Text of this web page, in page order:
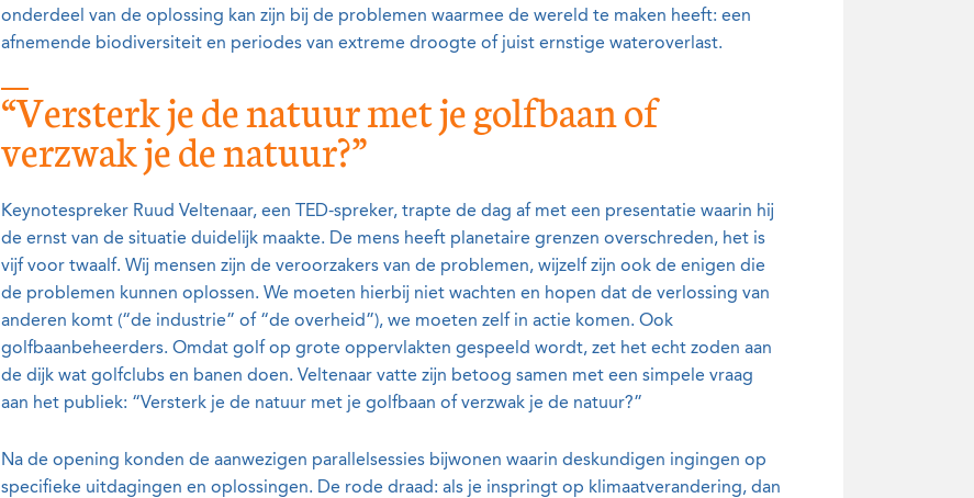
onderdeel van de oplossing kan zijn bij de problemen waarmee de wereld te maken heeft: een
afnemende biodiversiteit en periodes van extreme droogte of juist ernstige wateroverlast.
“Versterk je de natuur met je golfbaan of
verzwak je de natuur?”
Keynotespreker Ruud Veltenaar, een TED-spreker, trapte de dag af met een presentatie waarin hij
de ernst van de situatie duidelijk maakte. De mens heeft planetaire grenzen overschreden, het is
vijf voor twaalf. Wij mensen zijn de veroorzakers van de problemen, wijzelf zijn ook de enigen die
de problemen kunnen oplossen. We moeten hierbij niet wachten en hopen dat de verlossing van
anderen komt (“de industrie” of “de overheid”), we moeten zelf in actie komen. Ook
golfbaanbeheerders. Omdat golf op grote oppervlakten gespeeld wordt, zet het echt zoden aan
de dijk wat golfclubs en banen doen. Veltenaar vatte zijn betoog samen met een simpele vraag
aan het publiek: “Versterk je de natuur met je golfbaan of verzwak je de natuur?”
Na de opening konden de aanwezigen parallelsessies bijwonen waarin deskundigen ingingen op
specifieke uitdagingen en oplossingen. De rode draad: als je inspringt op klimaatverandering, dan